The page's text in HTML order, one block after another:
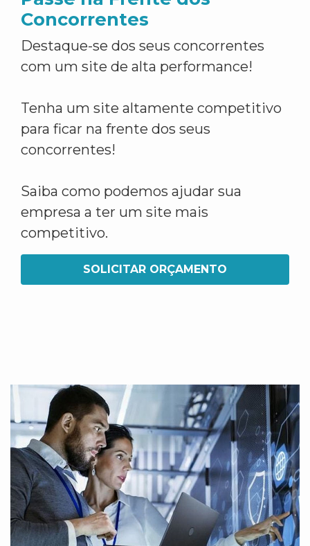
Concorrentes
Destaque-se dos seus concorrentes
com um site de alta performance!
Tenha um site altamente competitivo
para ficar na frente dos seus
concorrentes!
Saiba como podemos ajudar sua
empresa a ter um site mais
competitivo.
SOLICITAR ORÇAMENTO